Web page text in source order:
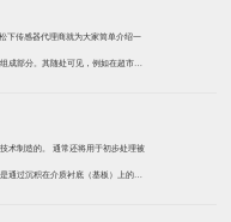
传感器代理商就为大家简单介绍一
部分。其随处可见，例如在超市柜
制造的。 通常还将用于初步处理被
过沉积在介质衬底（基板）上的，